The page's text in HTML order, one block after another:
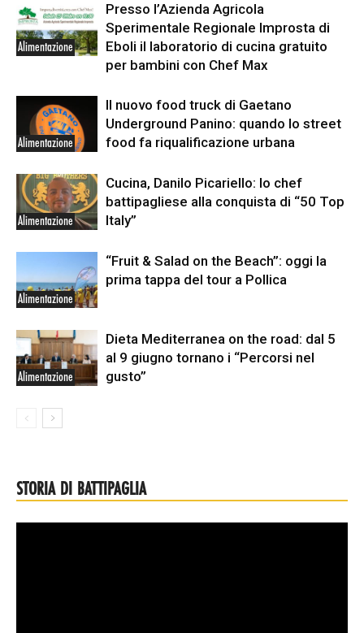
Alimentazione
Presso l’Azienda Agricola
Sperimentale Regionale Improsta di
Eboli il laboratorio di cucina gratuito
per bambini con Chef Max
Alimentazione
Il nuovo food truck di Gaetano
Underground Panino: quando lo street
food fa riqualificazione urbana
Alimentazione
Cucina, Danilo Picariello: lo chef
battipagliese alla conquista di “50 Top
Italy”
Alimentazione
“Fruit & Salad on the Beach”: oggi la
prima tappa del tour a Pollica
Alimentazione
Dieta Mediterranea on the road: dal 5
al 9 giugno tornano i “Percorsi nel
gusto”
STORIA DI BATTIPAGLIA